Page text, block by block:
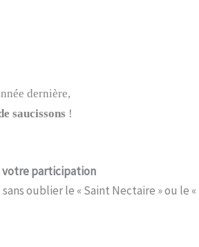
dernière,
saucissons !
votre participation
oublier le « Saint Nectaire » ou le